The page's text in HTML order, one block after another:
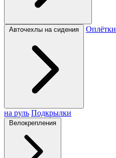
Авточехлы на сидения Оплётки
на руль Подкрылки
Велокрепления